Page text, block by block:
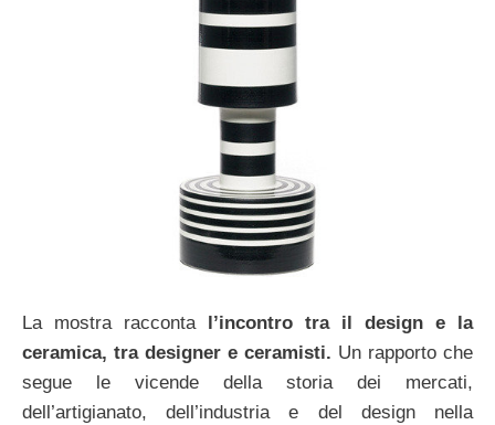
La mostra raccontal’incontro tra il design e la
ceramica, tra designer e ceramisti. Un rapporto che
segue le vicende della storia dei mercati,
dell’artigianato, dell’industria e del design nella